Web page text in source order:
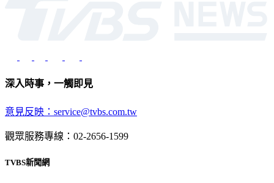
深入時事，一觸即見
意見反映：service@tvbs.com.tw
觀眾服務專線：02-2656-1599
TVBS新聞網